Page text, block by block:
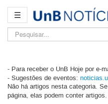
☰
Pesquisar...
- Para receber o UnB Hoje por e-
- Sugestões de eventos:
Não há artigos nesta categoria.
página, elas podem conter artigos.